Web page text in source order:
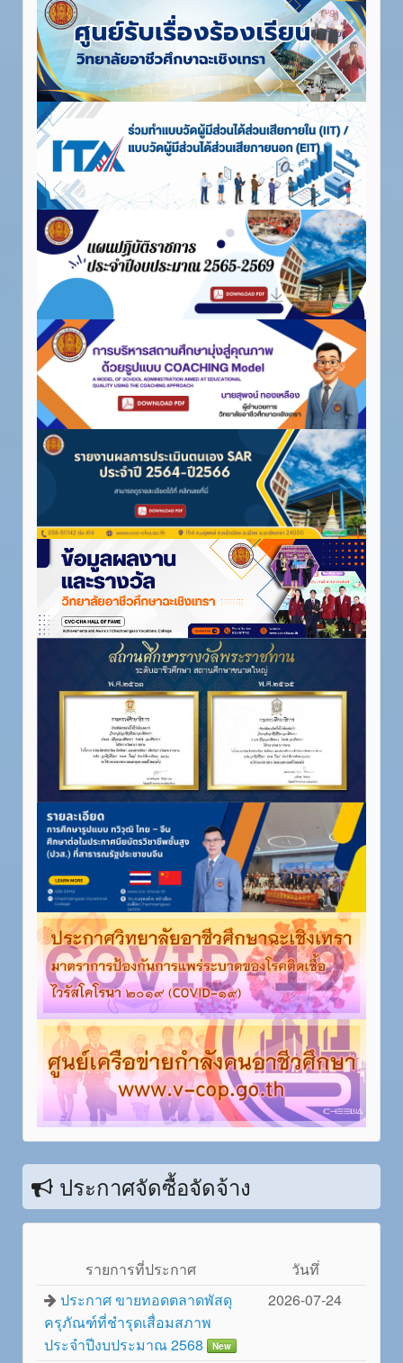
ประกาศจัดซื้อจัดจ้าง
รายการที่ประกาศ
วันทึ่
ประกาศ ขายทอดตลาดพัสดุ
ครุภัณฑ์ที่ชำรุดเสื่อมสภาพ
ประจำปีงบประมาณ 2568
New
2026-07-24